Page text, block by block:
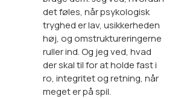
det føles, når psykologisk
tryghed er lav, usikkerheden
høj, og omstruktureringerne
ruller ind. Og jeg ved, hvad
der skal til for at holde fast i
ro, integritet og retning, når
meget er på spil.